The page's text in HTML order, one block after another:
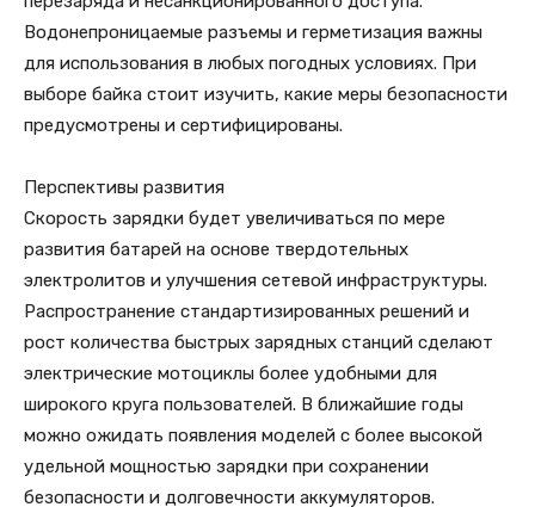
Водонепроницаемые разъемы и герметизация важны
для использования в любых погодных условиях. При
выборе байка стоит изучить, какие меры безопасности
предусмотрены и сертифицированы.
Перспективы развития
Скорость зарядки будет увеличиваться по мере
развития батарей на основе твердотельных
электролитов и улучшения сетевой инфраструктуры.
Распространение стандартизированных решений и
рост количества быстрых зарядных станций сделают
электрические мотоциклы более удобными для
широкого круга пользователей. В ближайшие годы
можно ожидать появления моделей с более высокой
удельной мощностью зарядки при сохранении
безопасности и долговечности аккумуляторов.